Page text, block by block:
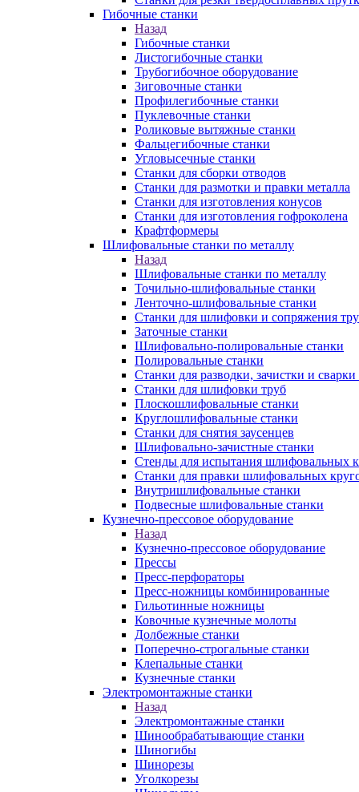
Гибочные станки
Назад
Гибочные станки
Листогибочные станки
Трубогибочное оборудование
Зиговочные станки
Профилегибочные станки
Пуклевочные станки
Роликовые вытяжные станки
Фальцегибочные станки
Угловысечные станки
Станки для сборки отводов
Станки для размотки и правки металла
Станки для изготовления конусов
Станки для изготовления гофроколена
Крафтформеры
Шлифовальные станки по металлу
Назад
Шлифовальные станки по металлу
Точильно-шлифовальные станки
Ленточно-шлифовальные станки
Станки для шлифовки и сопряжения
Заточные станки
Шлифовально-полировальные станки
Полировальные станки
Станки для разводки, зачистки и сварки
Станки для шлифовки труб
Плоскошлифовальные станки
Круглошлифовальные станки
Станки для снятия заусенцев
Шлифовально-зачистные станки
Стенды для испытания шлифовальных
Станки для правки шлифовальных
Внутришлифовальные станки
Подвесные шлифовальные станки
Кузнечно-прессовое оборудование
Назад
Кузнечно-прессовое оборудование
Прессы
Пресс-перфораторы
Пресс-ножницы комбинированные
Гильотинные ножницы
Ковочные кузнечные молоты
Долбежные станки
Поперечно-строгальные станки
Клепальные станки
Кузнечные станки
Электромонтажные станки
Назад
Электромонтажные станки
Шинообрабатывающие станки
Шиногибы
Шинорезы
Уголкорезы